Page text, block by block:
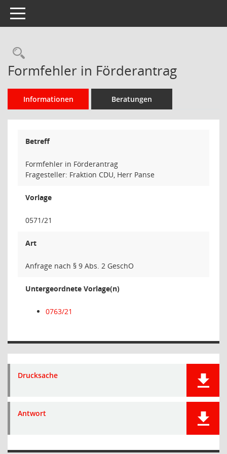
Toggle navigation
Rechercheauswahl
Formfehler in Förderantrag
Informationen Beratungen
Betreff
Formfehler in Förderantrag
Fragesteller: Fraktion CDU, Herr Panse
Vorlage
0571/21
Art
Anfrage nach § 9 Abs. 2 GeschO
Untergeordnete Vorlage(n)
0763/21
Drucksache
Antwort